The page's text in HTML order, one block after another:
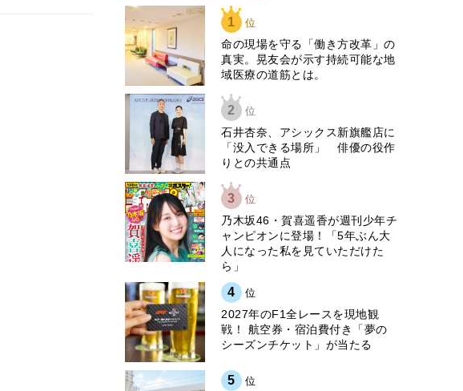
1 位
​命の現場を守る「働き方改革」の
真実。晃友会が示す持続可能な地
域医療の道筋とは。
2 位
石井杏奈、アシックス新旗艦店に
「没入できる場所」 俳優の役作
りとの共通点
3 位
乃木坂46・賀喜遥香が週刊少年チ
ャンピオンに登場！「5年ぶん大
人になった私を見ていただけた
ら」
4 位
2027年のF1全レースを現地観
戦！ 航空券・宿泊費付き「夢の
シーズンチケット」が当たる
5 位